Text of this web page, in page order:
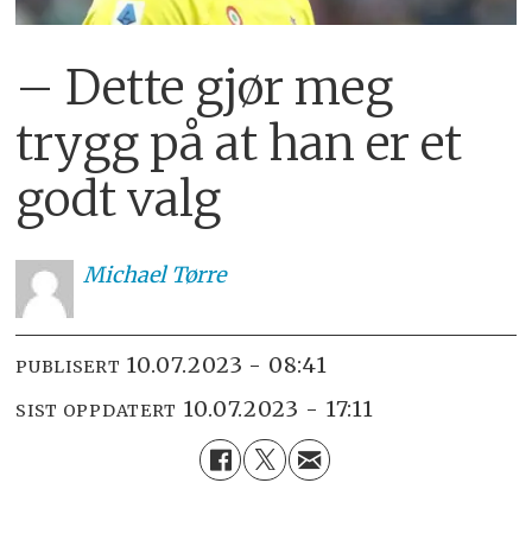
– Dette gjør meg
trygg på at han er et
godt valg
Michael Tørre
PUBLISERT 10.07.2023 - 08:41
SIST OPPDATERT 10.07.2023 - 17:11